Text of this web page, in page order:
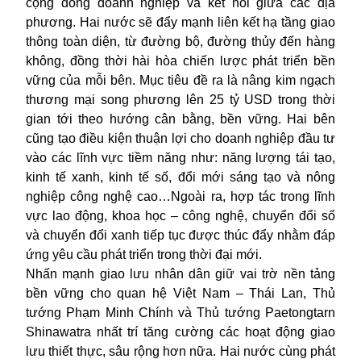
cộng đồng doanh nghiệp và kết nối giữa các địa
phương. Hai nước sẽ đẩy mạnh liên kết hạ tầng giao
thông toàn diện, từ đường bộ, đường thủy đến hàng
không, đồng thời hài hòa chiến lược phát triển bền
vững của mỗi bên. Mục tiêu đề ra là nâng kim ngạch
thương mại song phương lên 25 tỷ USD trong thời
gian tới theo hướng cân bằng, bền vững. Hai bên
cũng tạo điều kiện thuận lợi cho doanh nghiệp đầu tư
vào các lĩnh vực tiềm năng như: năng lượng tái tạo,
kinh tế xanh, kinh tế số, đổi mới sáng tạo và nông
nghiệp công nghệ cao…Ngoài ra, hợp tác trong lĩnh
vực lao động, khoa học – công nghệ, chuyển đổi số
và chuyển đổi xanh tiếp tục được thúc đẩy nhằm đáp
ứng yêu cầu phát triển trong thời đại mới.
Nhấn mạnh giao lưu nhân dân giữ vai trờ nền tảng
bền vững cho quan hệ Việt Nam – Thái Lan, Thủ
tướng Phạm Minh Chính và Thủ tướng Paetongtarn
Shinawatra nhất trí tăng cường các hoạt động giao
lưu thiết thực, sâu rộng hơn nữa. Hai nước cùng phát